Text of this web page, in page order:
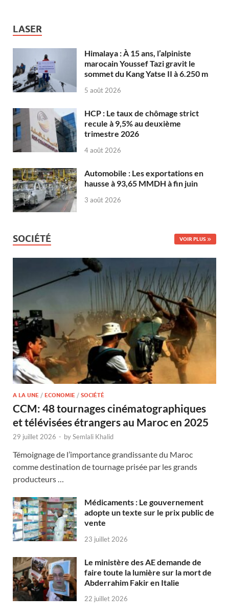
LASER
Himalaya : À 15 ans, l’alpiniste
marocain Youssef Tazi gravit le
sommet du Kang Yatse II à 6.250 m
5 août 2026
HCP : Le taux de chômage strict
recule à 9,5% au deuxième
trimestre 2026
4 août 2026
Automobile : Les exportations en
hausse à 93,65 MMDH à fin juin
3 août 2026
SOCIÉTÉ VOIR PLUS
A LA UNE / ECONOMIE / SOCIÉTÉ
CCM: 48 tournages cinématographiques
et télévisées étrangers au Maroc en 2025
29 juillet 2026 - bySemlali Khalid
Témoignage de l’importance grandissante du Maroc
comme destination de tournage prisée par les grands
producteurs …
Médicaments : Le gouvernement
adopte un texte sur le prix public de
vente
23 juillet 2026
Le ministère des AE demande de
faire toute la lumière sur la mort de
Abderrahim Fakir en Italie
22 juillet 2026